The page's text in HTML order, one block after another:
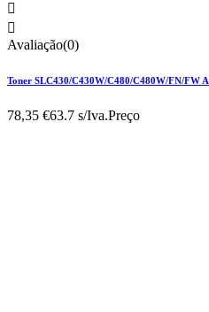


Avaliação(0)
Toner SLC430/C430W/C480/C480W/FN/FW
78,35 €63.7 s/Iva.Preço